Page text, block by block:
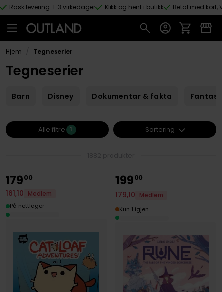
Hopp til hovedinnhold
Rask levering: 1-3 virkedager Klikk og hent i butikk Betal med kort,
Hjem Tegneserier
Tegneserier
Barn Disney Dokumentar & fakta Fantasy
17900
161,10
Medlem
På nettlager
19900
179,10
Medlem
Kun 1 igjen
Alle filtre 1 Sortering